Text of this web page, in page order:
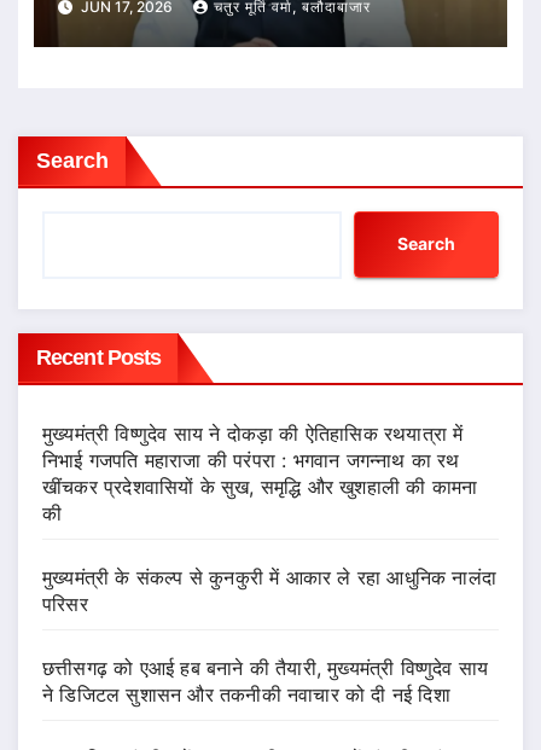
JUN 17, 2026 चतुर मूर्ति वर्मा, बलौदाबाजार
Search
Search
Recent Posts
मुख्यमंत्री विष्णुदेव साय ने दोकड़ा की ऐतिहासिक रथयात्रा में
निभाई गजपति महाराजा की परंपरा : भगवान जगन्नाथ का रथ
खींचकर प्रदेशवासियों के सुख, समृद्धि और खुशहाली की कामना
की
मुख्यमंत्री के संकल्प से कुनकुरी में आकार ले रहा आधुनिक नालंदा
परिसर
छत्तीसगढ़ को एआई हब बनाने की तैयारी, मुख्यमंत्री विष्णुदेव साय
ने डिजिटल सुशासन और तकनीकी नवाचार को दी नई दिशा